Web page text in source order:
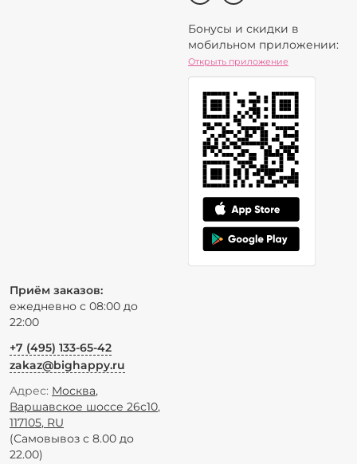
Бонусы и скидки в
мобильном приложении:
Открыть приложение
Приём заказов:
ежедневно с 08:00 до
22:00
+7 (495) 133-65-42
zakaz@bighappy.ru
Адрес: Москва,
Варшавское шоссе 26с10,
117105, RU
(Самовывоз с 8.00 до
22.00)